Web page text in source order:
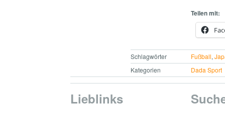
Teilen mit:
Schlagwörter Fußball,
Kategorien
Dada Sport
Lieblinks